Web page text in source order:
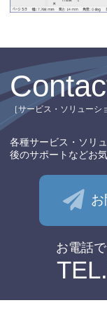
［サービス・ソリューシ
各種サービス・ソリ
後のサポートなどお
お電話